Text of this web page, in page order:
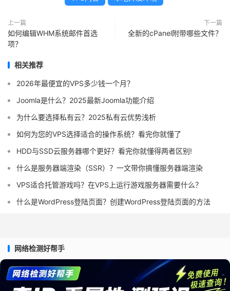
上一篇
如何编辑WHM系统邮件首选
项？
下一篇
全新的cPanel附带哪些文件？
相关推荐
2026年最便宜的VPS多少钱一个月？
Joomla是什么？2025最新Joomla功能介绍
为什么要选择私有云？2025私有云优势浅析
如何为您的VPS选择适合的操作系统？看完你就懂了
HDD与SSD云服务器哪个更好？看完你就懂得两者区别!
什么是服务器端渲染（SSR）？一文带你搞懂服务器端渲染
VPS适合托管游戏吗？在VPS上运行游戏服务器需要什么？
什么是WordPress登陆页面？创建WordPress登陆页面的方法
网络检测好帮手